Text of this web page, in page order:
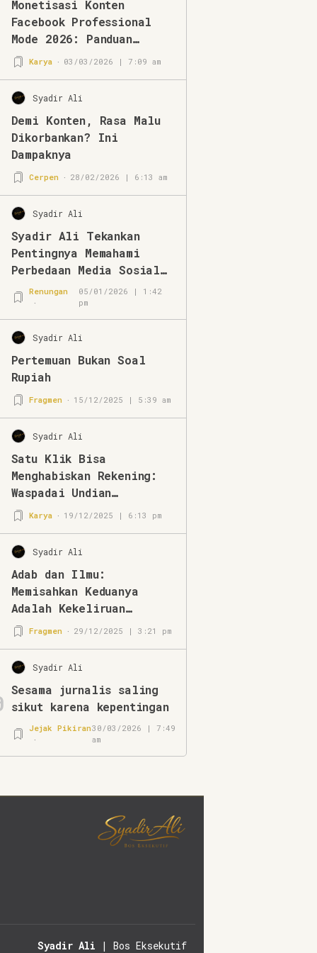
Monetisasi Konten
Facebook Professional
Mode 2026: Panduan
Lengkap & Strategi
Karya 03/03/2026 | 7:09 am
Syadir Ali
Demi Konten, Rasa Malu
Dikorbankan? Ini
Dampaknya
Cerpen 28/02/2026 | 6:13 am
Syadir Ali
Syadir Ali Tekankan
Pentingnya Memahami
Perbedaan Media Sosial
dan Media Online
Renungan
05/01/2026 | 1:42
pm
Syadir Ali
Pertemuan Bukan Soal
Rupiah
Fragmen 15/12/2025 | 5:39 am
Syadir Ali
Satu Klik Bisa
Menghabiskan Rekening:
Waspadai Undian
Mengatasnamakan BRImo
Karya 19/12/2025 | 6:13 pm
Syadir Ali
Adab dan Ilmu:
Memisahkan Keduanya
Adalah Kekeliruan
Berpikir
Fragmen 29/12/2025 | 3:21 pm
Syadir Ali
Sesama jurnalis saling
sikut karena kepentingan
Jejak Pikiran30/03/2026 | 7:49
am
Syadir Ali | Bos Eksekutif